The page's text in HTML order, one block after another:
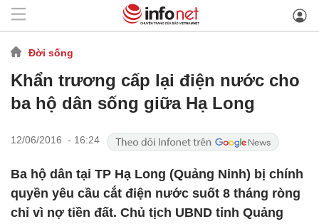
Đời sống
Khẩn trương cấp lại điện nước cho
ba hộ dân sống giữa Hạ Long
12/06/2016 - 16:24
Ba hộ dân tại TP Hạ Long (Quảng Ninh) bị chính
quyền yêu cầu cắt điện nước suốt 8 tháng ròng
chỉ vì nợ tiền đất. Chủ tịch UBND tỉnh Quảng